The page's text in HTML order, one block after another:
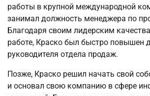
работы в крупной международной
занимал должность менеджера по
Благодаря своим лидерским
работе, Краско был быстро повышен
руководителя отдела продаж.
Позже, Краско решил начать свой
и основал свою компанию в сфере